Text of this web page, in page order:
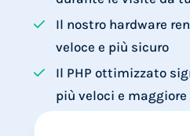
Il nostro hardware
veloce e più sicuro
Il PHP ottimizzato
più veloci e